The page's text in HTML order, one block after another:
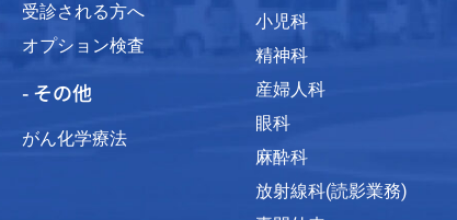
受診される方へ
オプション検査
- その他
がん化学療法
小児科
精神科
産婦人科
眼科
麻酔科
放射線科(読影業務)